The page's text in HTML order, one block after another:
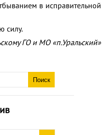
в исправительной
силу.
ГО и МО «п.Уральский»